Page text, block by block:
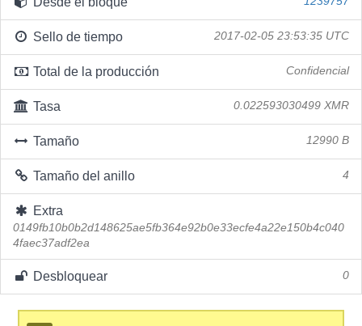
Sello de tiempo 2017-02-05 23:53:35 UTC
Total de la producción Confidencial
Tasa 0.022593030499 XMR
Tamaño 12990 B
Tamaño del anillo 4
Extra
0149fb10b0b2d148625ae5fb364e92b0e33ecfe4a22e150b4c040
4faec37adf2ea
Desbloquear 0